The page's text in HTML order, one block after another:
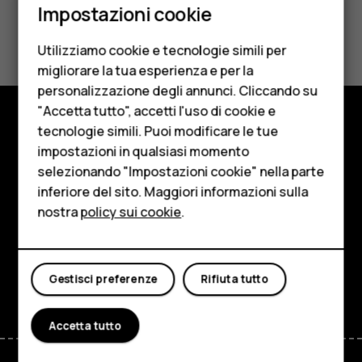
Cellulari
Telefoni per anziani
Accessori
HMD Terra M
Per le imprese
Tablet
Negozio
Il mio account
Ti è stato d'aiuto?
Sì No
Negozio
Informazioni su
Planet and people
Assistenza
FacebookInstagram
TiktokYoutubeLinkedinDiscord
Impostazioni cookie
Utilizziamo cookie e tecnologie simili per
migliorare la tua esperienza e per la
personalizzazione degli annunci. Cliccando su
"Accetta tutto", accetti l'uso di cookie e
tecnologie simili. Puoi modificare le tue
impostazioni in qualsiasi momento
selezionando "Impostazioni cookie" nella parte
inferiore del sito. Maggiori informazioni sulla
nostrapolicy sui cookie.
Rifiuta tutto
Gestisci preferenze
Accetta tutto